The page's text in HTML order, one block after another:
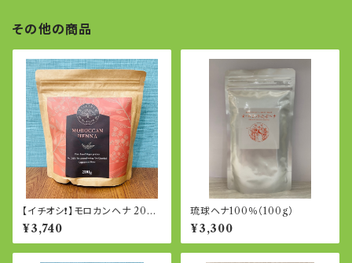
その他の商品
【イチオシ❗️】モロカンヘナ 200g
(モロッコ産ヘナ)
¥3,740
琉球ヘナ100％（100g）
¥3,300